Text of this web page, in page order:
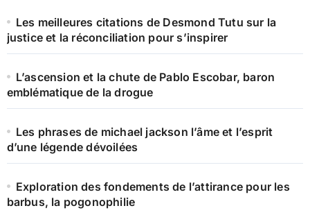
Les meilleures citations de Desmond Tutu sur la
justice et la réconciliation pour s’inspirer
L’ascension et la chute de Pablo Escobar, baron
emblématique de la drogue
Les phrases de michael jackson l’âme et l’esprit
d’une légende dévoilées
Exploration des fondements de l’attirance pour les
barbus, la pogonophilie